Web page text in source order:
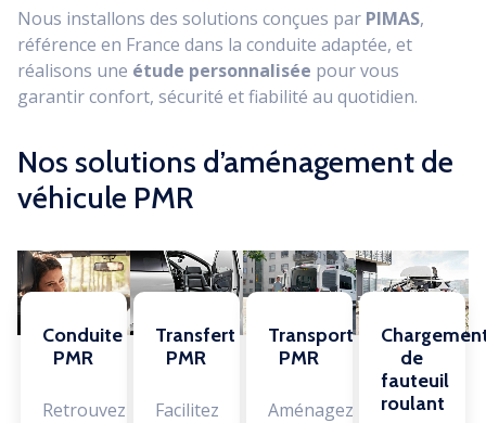
Nous installons des solutions conçues par PIMAS,
référence en France dans la conduite adaptée, et
réalisons une étude personnalisée pour vous
garantir confort, sécurité et fiabilité au quotidien.
Nos solutions d’aménagement de
véhicule PMR
Conduite
PMR
Retrouvez
Transfert
PMR
Facilitez
Transport
PMR
Aménagez
de
fauteuil
roulant